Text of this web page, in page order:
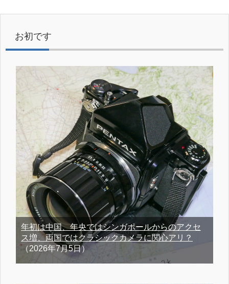
お初です
年初は中国、年央ではシンガポールからのアクセ
ス増、両国ではクラシックカメラに関心アリ？
（2026年7月5日）